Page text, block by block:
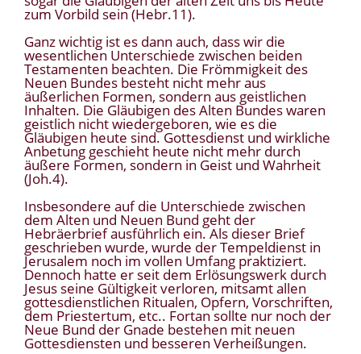
zum Vorbild sein (Hebr.11).
Ganz wichtig ist es dann auch, dass wir die
wesentlichen Unterschiede zwischen beiden
Testamenten beachten. Die Frömmigkeit des
Neuen Bundes besteht nicht mehr aus
äußerlichen Formen, sondern aus geistlichen
Inhalten. Die Gläubigen des Alten Bundes waren
geistlich nicht wiedergeboren, wie es die
Gläubigen heute sind. Gottesdienst und wirkliche
Anbetung geschieht heute nicht mehr durch
äußere Formen, sondern in Geist und Wahrheit
(Joh.4).
Insbesondere auf die Unterschiede zwischen
dem Alten und Neuen Bund geht der
Hebräerbrief ausführlich ein. Als dieser Brief
geschrieben wurde, wurde der Tempeldienst in
Jerusalem noch im vollen Umfang praktiziert.
Dennoch hatte er seit dem Erlösungswerk durch
Jesus seine Gültigkeit verloren, mitsamt allen
gottesdienstlichen Ritualen, Opfern, Vorschriften,
dem Priestertum, etc.. Fortan sollte nur noch der
Neue Bund der Gnade bestehen mit neuen
Gottesdiensten und besseren Verheißungen.